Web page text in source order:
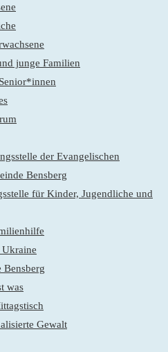
junge Familien
der Evangelischen
Bensberg
für Kinder, Jugendliche und
Bensberg
was
Gewalt